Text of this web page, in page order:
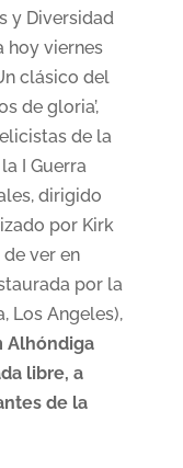
y Diversidad
hoy viernes
clásico del
de gloria’,
de la
I Guerra
dirigido
por Kirk
ver en
por la
Los Angeles),
Alhóndiga
libre, a
de la